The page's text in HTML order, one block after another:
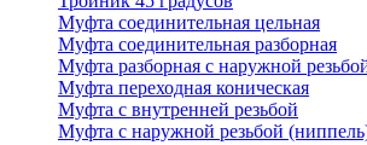
Муфта соединительная цельная
Муфта соединительная разборная
Муфта разборная с наружной
Муфта переходная коническая
Муфта с внутренней резьбой
Муфта с наружной резьбой